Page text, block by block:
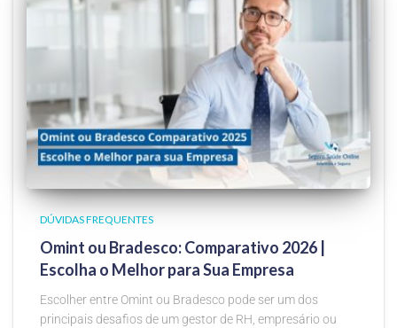
DÚVIDAS FREQUENTES
Omint ou Bradesco: Comparativo 2026 |
Escolha o Melhor para Sua Empresa
Escolher entre Omint ou Bradesco pode ser um dos
principais desafios de um gestor de RH, empresário ou